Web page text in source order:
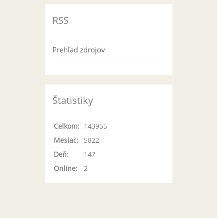
RSS
Prehľad zdrojov
Štatistiky
Online: 2
Celkom: 143955
Mesiac:
5822
Deň:
147